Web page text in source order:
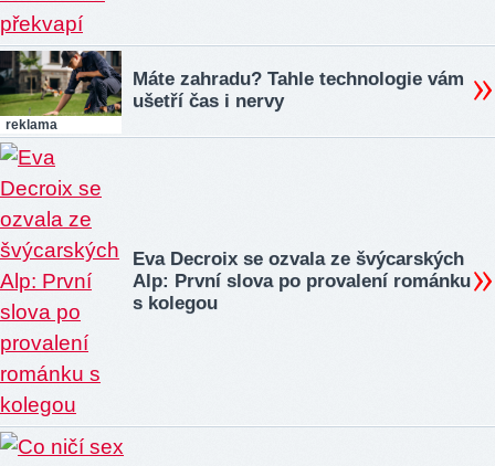
reklama
Máte zahradu? Tahle technologie vám
ušetří čas i nervy
Eva Decroix se ozvala ze švýcarských
Alp: První slova po provalení románku
s kolegou